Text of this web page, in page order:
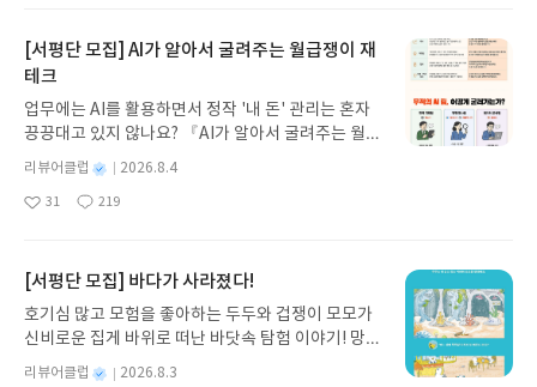
지 않고 끝까지 읽을 수 있다. 3천 년을 이어 온 귀향
과 모험의 대서사시가 가장 읽기 편한 번역으로 새롭
스 저/육혜원 역출판사이화북스 예스24 바로가기 닫
기모집인원 : 5명신청기간 : 2026.08.05 ~ 2026.08.
09발표일자 : 2026.08.13리뷰 작성기한 : 도서/상품
받고 2주 이내 ▶ 주소/연락처 업데이트 : 신청 전 상
품 받으실 주소/연락처를 업데이트 해주세요! (선정
률이 올라갑니다!! ※ 신청 전, 꼭 확인해주세요!- '사
락' 개설 후, 이 글의 댓글로 신청해주세요.- 기존 YE
S블로그는 '사락'으로 개편되어 별도로 개설하지 않
배송지가 아닌 회원정보상의 주소/연락처 (클릭 시
[서평단 모집] AI가 알아서 굴려주는 월급쟁이 재
테크
업무에는 AI를 활용하면서 정작 '내 돈' 관리는 혼자
끙끙대고 있지 않나요? 『AI가 알아서 굴려주는 월급
쟁이 재테크』는 챗GPT·클로드·제미나이·퍼플렉시
티를 나만의 재테크 팀으로 만드는 실전 가이드입니
다. 재무 진단부터 주식 투자, 부동산, 절세, 자산 관
좋은 정보를 찾는 시대는 끝났습니다. 이제는 좋은 질
문을 던지는 사람이 돈을 법니다. 경제적 자유를 앞당
기고 싶은 월급쟁이라면, 이 책이 바로 그 시작입니
다.AI가 알아서 굴려주는 월급쟁이 재테크글쓴이김
태형 저출판사한빛미디어 예스24 바로가기 닫기모
별
리뷰어클럽
성
2026.8.4
좋
31
댓
219
작
[서평단 모집] 바다가 사라졌다!
호기심 많고 모험을 좋아하는 두두와 겁쟁이 모모가
신비로운 집게 바위로 떠난 바닷속 탐험 이야기! 망둥
이, 소라게, 낙지 같은 바다 친구들과 신나게 놀던 중
별
리뷰어클럽 2026.8.3